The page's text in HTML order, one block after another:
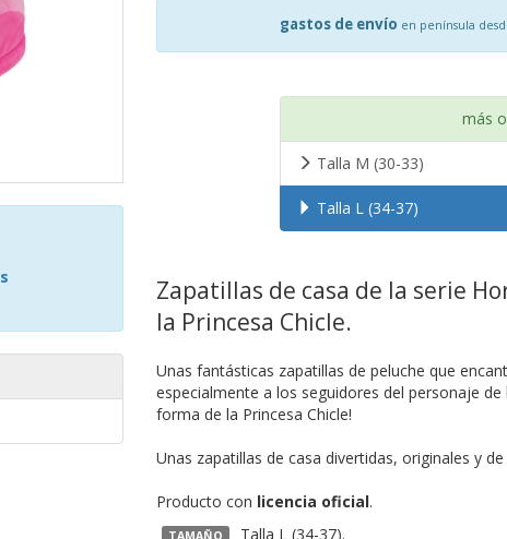
gastos de envío en península
más
Talla M (30-33)
Talla L (34-37)
Zapatillas de casa de la serie
la Princesa Chicle.
Unas fantásticas zapatillas de peluche que
especialmente a los seguidores del personaje de
forma de la Princesa Chicle!
Unas zapatillas de casa divertidas, originales y
Producto con licencia oficial.
TAMAÑO Talla L (34-37).